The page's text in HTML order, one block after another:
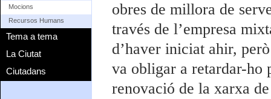
Mocions
Recursos Humans
Tema a tema
La Ciutat
Ciutadans
obres de millora de
través de l’empresa
d’haver iniciat ahir,
va obligar a retardar-ho
renovació de la xarxa